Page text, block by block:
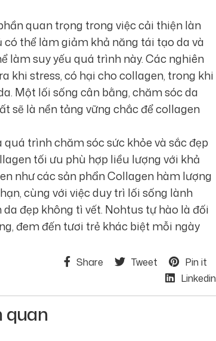
quan trọng trong việc cải thiện làn
thể làm giảm khả năng tái tạo da và
làm suy yếu quá trình này. Các nghiên
khi stress, có hại cho collagen, trong khi
Một lối sống cân bằng, chăm sóc da
sẽ là nền tảng vững chắc để collagen
trình chăm sóc sức khỏe và sắc đẹp
tối ưu phù hợp liều lượng với khả
như các sản phẩn Collagen hàm lượng
cùng với việc duy trì lối sống lành
đẹp không tì vết. Nohtus tự hào là đối
đem đến tươi trẻ khác biệt mỗi ngày
Share Tweet
Pin it
Linkedin
quan